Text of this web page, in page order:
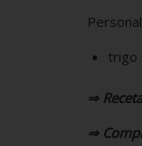
trigo
⇒ Receta
⇒